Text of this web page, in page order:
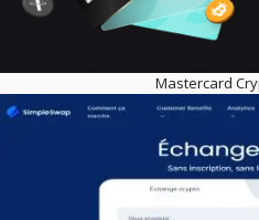
Mastercard